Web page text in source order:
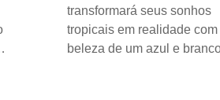
transformará seus sonhos
tropicais em realidade com
beleza de um azul e